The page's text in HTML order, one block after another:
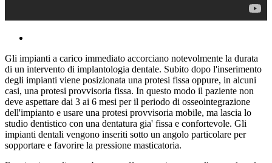
Gli impianti a carico immediato accorciano notevolmente la durata
di un intervento di implantologia dentale. Subito dopo l'inserimento
degli impianti viene posizionata una protesi fissa oppure, in alcuni
casi, una protesi provvisoria fissa. In questo modo il paziente non
deve aspettare dai 3 ai 6 mesi per il periodo di osseointegrazione
dell'impianto e usare una protesi provvisoria mobile, ma lascia lo
studio dentistico con una dentatura gia' fissa e confortevole. Gli
impianti dentali vengono inseriti sotto un angolo particolare per
sopportare e favorire la pressione masticatoria.